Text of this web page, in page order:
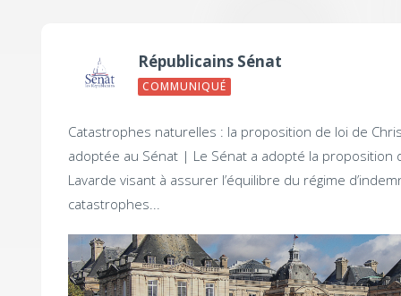
Républicains Sénat
COMMUNIQUÉ
Catastrophes naturelles : la proposition de loi de
adoptée au Sénat | Le Sénat a adopté la proposition
Lavarde visant à assurer l’équilibre du régime
catastrophes...